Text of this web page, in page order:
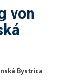
von
Bystrica